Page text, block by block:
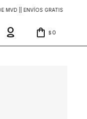
MVD | | ENVÍOS GRATIS
$ 0